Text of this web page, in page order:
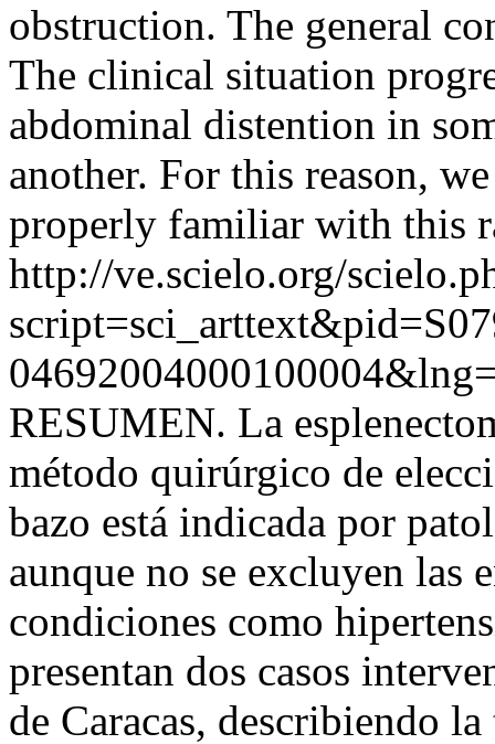
obstruction. The general
The clinical situation
abdominal distention in
another. For this reason,
properly familiar with this
http://ve.scielo.org/
RESUMEN. La
método quirúrgico de
bazo está indicada por
aunque no se excluyen las
condiciones como
presentan dos casos
de Caracas, describiendo